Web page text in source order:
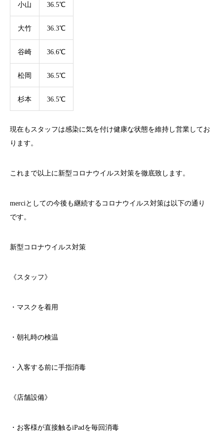
小山 36.5℃
大竹 36.3℃
谷崎 36.6℃
松岡 36.5℃
杉本 36.5℃
現在もスタッフは感染に気を付け健康な状態を維持し営業してお
ります。
これまで以上に新型コロナウイルス対策を徹底致します。
merci としての今後も継続するコロナウイルス対策は以下の通り
です。
新型コロナウイルス対策
《スタッフ》
・マスクを着用
・朝礼時の検温
・入客する前に手指消毒
《店舗設備》
・お客様が直接触るiPad を毎回消毒